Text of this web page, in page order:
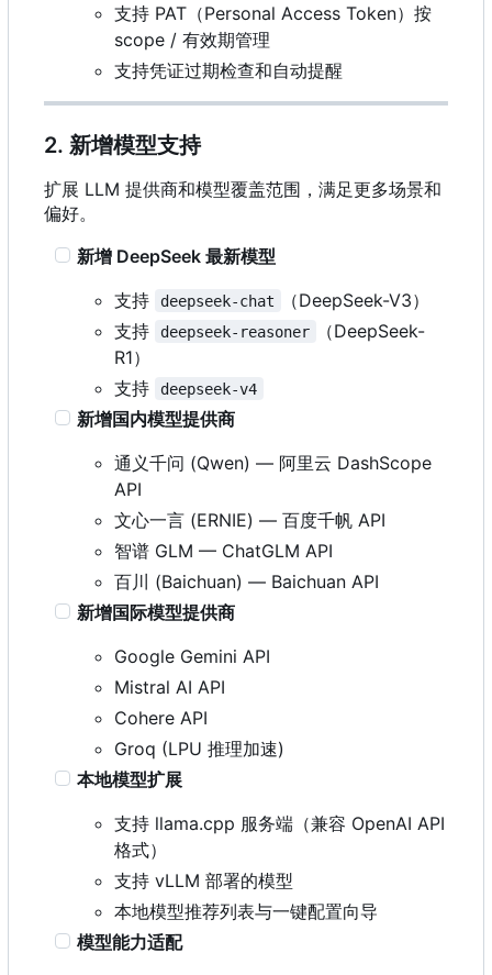
支持 PAT （Personal Access Token） 按
scope / 有效期管理
支持凭证过期检查和自动提醒
2. 新增模型支持
扩展 LLM 提供商和模型覆盖范围，满足更多场景和
偏好。
新增 DeepSeek 最新模型
支持
deepseek-chat （DeepSeek-V3）
支持
deepseek-reasoner （DeepSeek-
R1）
支持
deepseek-v4
新增国内模型提供商
通义千问 (Qwen) — 阿里云 DashScope
API
文心一言 (ERNIE) — 百度千帆 API
智谱 GLM — ChatGLM API
百川 (Baichuan) — Baichuan API
新增国际模型提供商
Google Gemini API
Mistral AI API
Cohere API
Groq (LPU 推理加速)
本地模型扩展
支持 llama.cpp 服务端（兼容 OpenAI API
格式）
支持 vLLM 部署的模型
本地模型推荐列表与一键配置向导
模型能力适配